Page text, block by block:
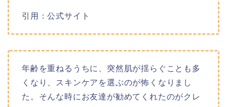
引用：公式サイト
年齢を重ねるうちに、突然肌が揺らぐことも多
くなり、スキンケアを選ぶのが怖くなりまし
た。そんな時にお友達が勧めてくれたのがクレ